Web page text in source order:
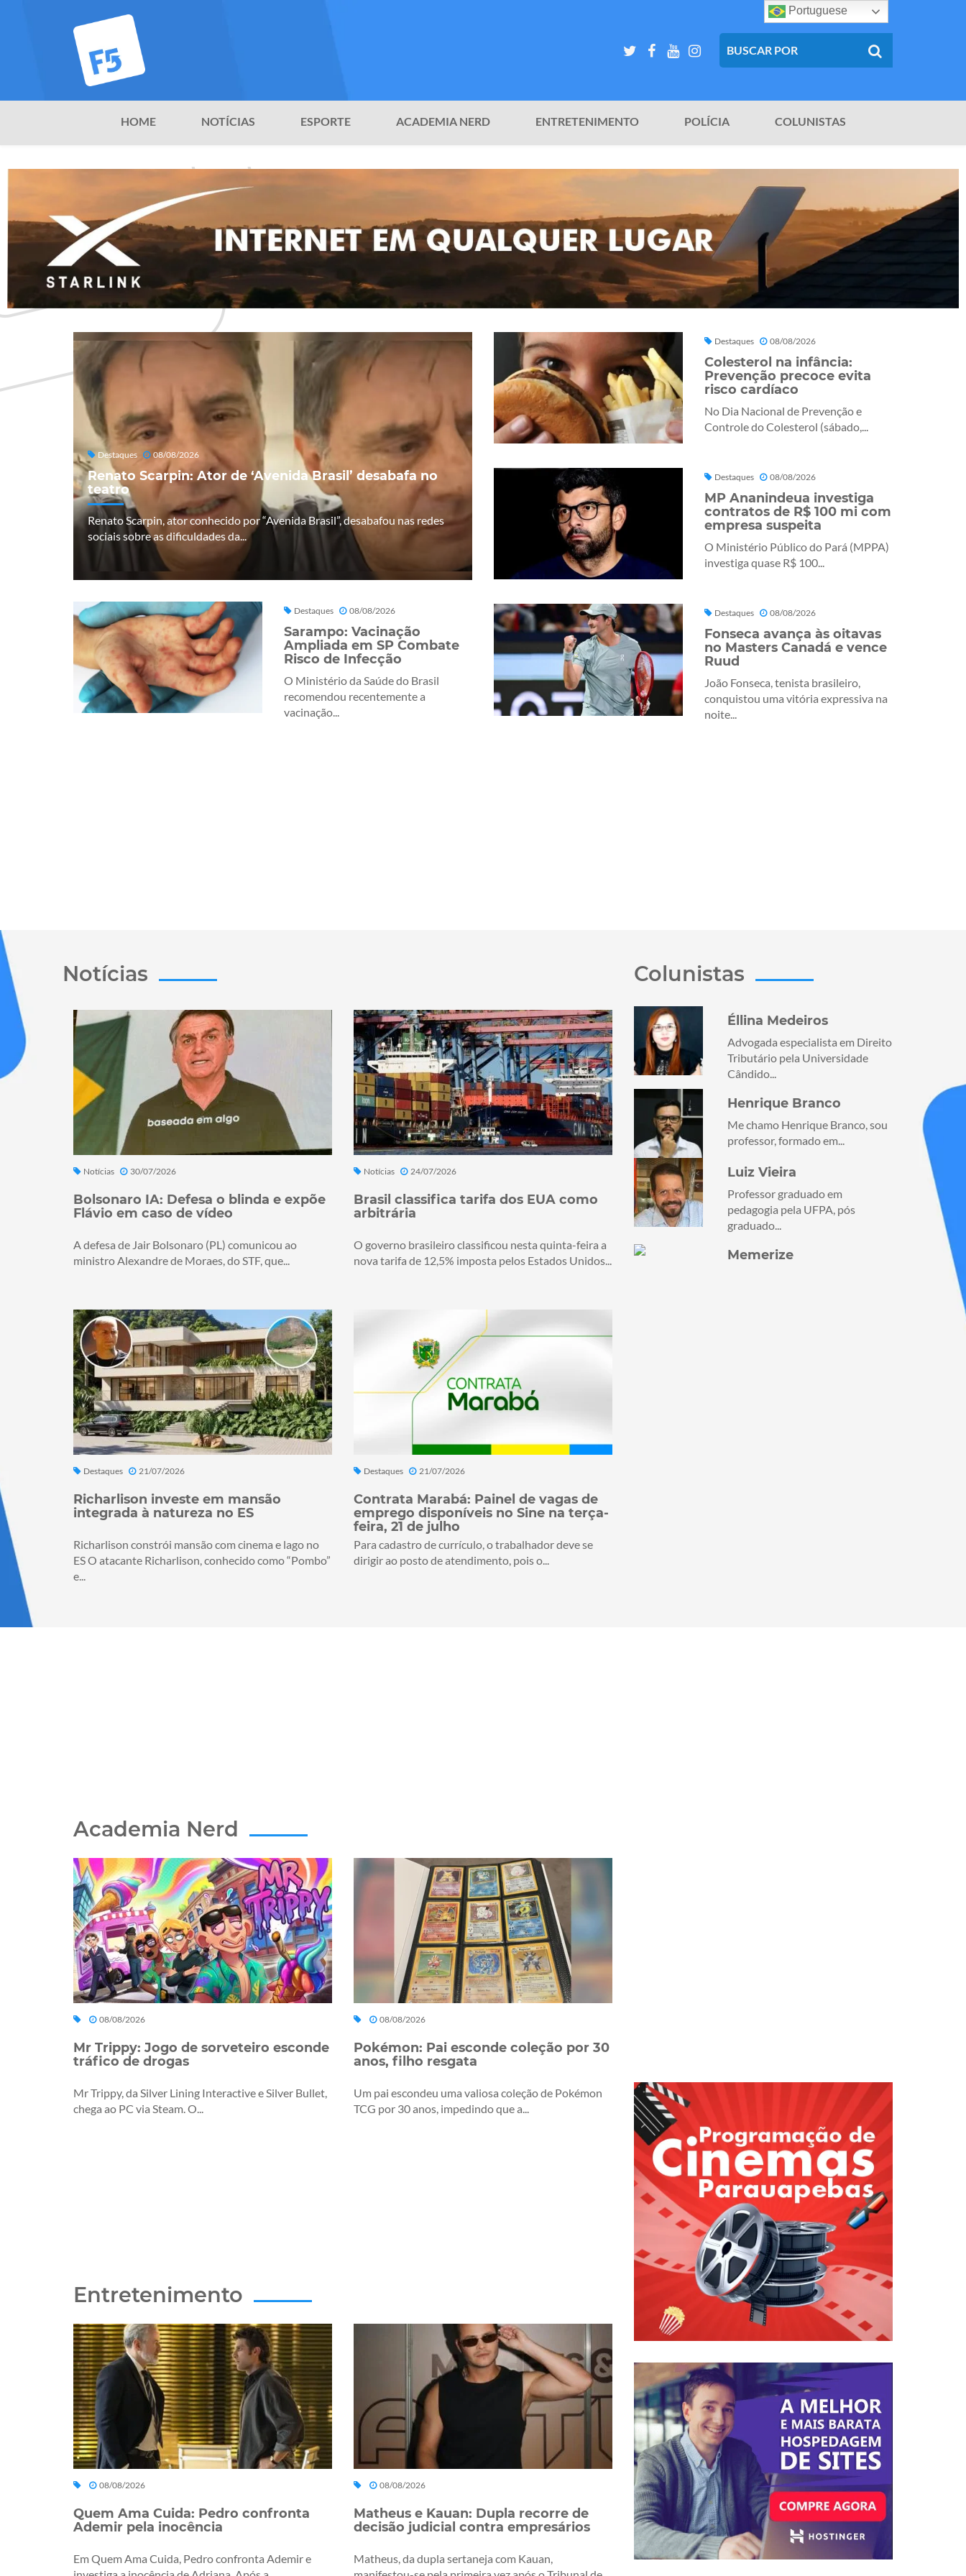
HOME NOTÍCIAS ESPORTE ACADEMIA NERD ENTRETENIMENTO POLÍCIA COLUNISTAS
Destaques 08/08/2026
Renato Scarpin: Ator de ‘Avenida Brasil’ desabafa no
teatro
Renato Scarpin, ator conhecido por “Avenida Brasil”, desabafou nas redes
sociais sobre as dificuldades da...
Destaques 08/08/2026
Sarampo: Vacinação
Ampliada em SP Combate
Risco de Infecção
O Ministério da Saúde do Brasil
recomendou recentemente a
vacinação...
Destaques 08/08/2026
Colesterol na infância:
Prevenção precoce evita
risco cardíaco
No Dia Nacional de Prevenção e
Controle do Colesterol (sábado,...
Destaques 08/08/2026
MP Ananindeua investiga
contratos de R$ 100 mi com
empresa suspeita
O Ministério Público do Pará (MPPA)
investiga quase R$ 100...
Destaques 08/08/2026
Fonseca avança às oitavas
no Masters Canadá e vence
Ruud
João Fonseca, tenista brasileiro,
conquistou uma vitória expressiva na
noite...
Notícias
Notícias 30/07/2026
Bolsonaro IA: Defesa o blinda e expõe
Flávio em caso de vídeo
A defesa de Jair Bolsonaro (PL) comunicou ao
ministro Alexandre de Moraes, do STF, que...
Notícias 24/07/2026
Brasil classifica tarifa dos EUA como
arbitrária
O governo brasileiro classificou nesta quinta-feira a
nova tarifa de 12,5% imposta pelos Estados Unidos...
Destaques 21/07/2026
Richarlison investe em mansão
integrada à natureza no ES
Richarlison constrói mansão com cinema e lago no
ES O atacante Richarlison, conhecido como “Pombo”
e...
Destaques 21/07/2026
Contrata Marabá: Painel de vagas de
emprego disponíveis no Sine na terça-
feira, 21 de julho
Para cadastro de currículo, o trabalhador deve se
dirigir ao posto de atendimento, pois o...
Colunistas
Éllina Medeiros
Advogada especialista em Direito
Tributário pela Universidade
Cândido...
Henrique Branco
Me chamo Henrique Branco, sou
professor, formado em...
Luiz Vieira
Professor graduado em
pedagogia pela UFPA, pós
graduado...
Memerize
Academia Nerd
08/08/2026
Mr Trippy: Jogo de sorveteiro esconde
tráfico de drogas
Mr Trippy, da Silver Lining Interactive e Silver Bullet,
chega ao PC via Steam. O...
08/08/2026
Pokémon: Pai esconde coleção por 30
anos, filho resgata
Um pai escondeu uma valiosa coleção de Pokémon
TCG por 30 anos, impedindo que a...
Entretenimento
08/08/2026
Quem Ama Cuida: Pedro confronta
Ademir pela inocência
Em Quem Ama Cuida, Pedro confronta Ademir e
08/08/2026
Matheus e Kauan: Dupla recorre de
decisão judicial contra empresários
Matheus, da dupla sertaneja com Kauan,
Portuguese